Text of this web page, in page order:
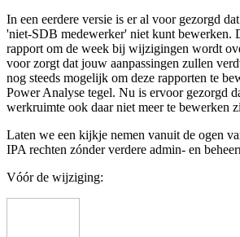
In een eerdere versie is er al voor gezorgd
'niet-SDB medewerker' niet kunt bewerken.
rapport om de week bij wijzigingen wordt
voor zorgt dat jouw aanpassingen zullen
nog steeds mogelijk om deze rapporten te
Power Analyse tegel. Nu is ervoor gezorgd
werkruimte ook daar niet meer te bewerken
Laten we een kijkje nemen vanuit de ogen
IPA rechten zónder verdere admin- en
Vóór de wijziging: